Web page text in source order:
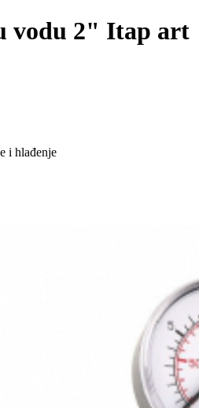
vodu 2" Itap art
i hlađenje